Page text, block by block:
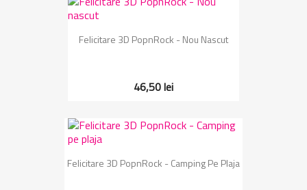
Felicitare 3D PopnRock - Nou Nascut
46,50 lei
Felicitare 3D PopnRock - Camping Pe Plaja